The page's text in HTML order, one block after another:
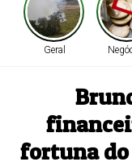
Geral
fortuna do